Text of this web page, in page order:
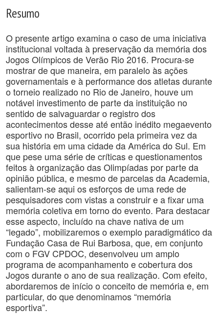
Resumo
O presente artigo examina o caso de uma iniciativa
institucional voltada à preservação da memória dos
Jogos Olímpicos de Verão Rio 2016. Procura-se
mostrar de que maneira, em paralelo às ações
governamentais e à performance dos atletas durante
o torneio realizado no Rio de Janeiro, houve um
notável investimento de parte da instituição no
sentido de salvaguardar o registro dos
acontecimentos desse até então inédito megaevento
esportivo no Brasil, ocorrido pela primeira vez da
sua história em uma cidade da América do Sul. Em
que pese uma série de críticas e questionamentos
feitos à organização das Olimpíadas por parte da
opinião pública, e mesmo de parcelas da Academia,
salientam-se aqui os esforços de uma rede de
pesquisadores com vistas a construir e a fixar uma
memória coletiva em torno do evento. Para destacar
esse aspecto, incluído na chave nativa de um
“legado”, mobilizaremos o exemplo paradigmático da
Fundação Casa de Rui Barbosa, que, em conjunto
com o FGV CPDOC, desenvolveu um amplo
programa de acompanhamento e cobertura dos
Jogos durante o ano de sua realização. Com efeito,
abordaremos de início o conceito de memória e, em
particular, do que denominamos “memória
esportiva”.